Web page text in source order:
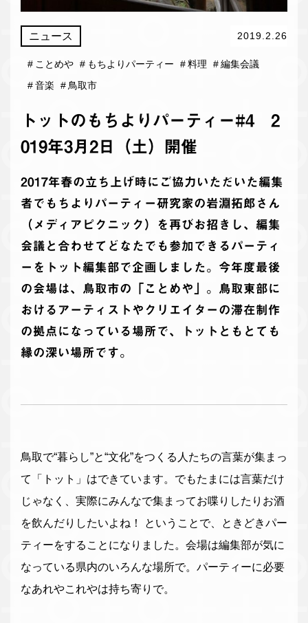
ニュース
# ことめや # もちよりパーティー #料理 #編集会議
#音楽 # 鳥取市
2019.2.26
トットのもちよりパーティー#4 2
019年3月2日（土）開催
2017年春の立ち上げ時にご協力いただいた編集
者でもちよりパーティー研究家の岩淵拓郎さん
（メディアピクニック）を再びお招きし、編集
会議と合わせてどなたでも参加できるパーティ
ーをトット編集部で企画しました。今年度最後
の会場は、鳥取市の「ことめや」。鳥取東部に
おけるアーティストやクリエイターの滞在制作
の拠点になっている場所で、トットともとても
縁の深い場所です。
鳥取で“暮らし”と“文化”をつくる人たちの言葉が集まっ
て「トット」はできています。でもたまには言葉だけ
じゃなく、実際にみんなで集まってお喋りしたりお酒
を飲んだりしたいよね！ ということで、ときどきパー
ティーをすることになりました。会場は編集部が気に
なっている県内のいろんな場所で。パーティーに必要
なあれやこれやは持ち寄りで。